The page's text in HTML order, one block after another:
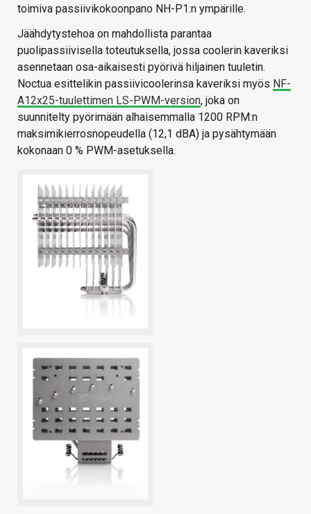
toimiva passiivikokoonpano NH-P1:n ympärille.
Jäähdytystehoa on mahdollista parantaa
puolipassiivisella toteutuksella, jossa coolerin kaveriksi
asennetaan osa-aikaisesti pyörivä hiljainen tuuletin.
Noctua esittelikin passiivicoolerinsa kaveriksi myös NF-
A12x25-tuulettimen LS-PWM-version, joka on
suunnitelty pyörimään alhaisemmalla 1200 RPM:n
maksimikierrosnopeudella (12,1 dBA) ja pysähtymään
kokonaan 0 % PWM-asetuksella.